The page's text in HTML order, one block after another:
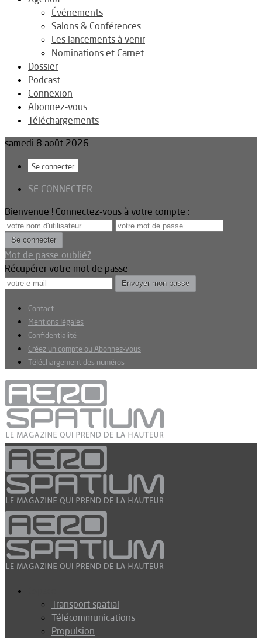
Événements
Salons & Conférences
Les lancements à venir
Nominations et Carnet
Dossier
Podcast
Connexion
Abonnez-vous
Téléchargements
samedi 8 août 2026
Se connecter
SE CONNECTER
Bienvenue ! Connectez-vous à votre compte :
Mot de passe oublié?
Récupérer votre mot de passe
Contact
Mentions légales
Confidentialité
Créez un compte ou Abonnez-vous
Téléchargement des numéros
Transport spatial
Télécommunications
Propulsion